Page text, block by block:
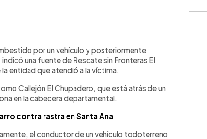
por un vehículo y posteriormente
una fuente de Rescate sin Fronteras El
la entidad que atendió a la víctima.
Callejón El Chupadero, que está atrás de un
en la cabecera departamental.
contra rastra en Santa Ana
el conductor de un vehículo todoterreno